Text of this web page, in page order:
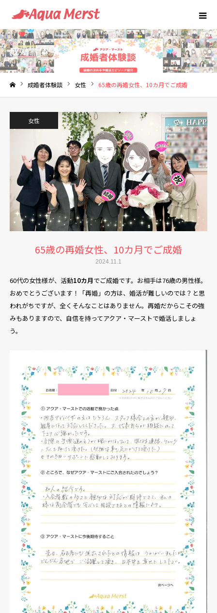
成婚者体験談
成婚者体験談 女性 65歳の再婚女性、10カ月でご成婚
女性
65歳の再婚女性、10カ月でご成婚
2024.11.1
60代の女性様が、活動10カ月でご成婚です。お相手は76歳の男性様。
おめでとうございます！「再婚」の方は、婚活が難しいのでは？と思
われがちですが、全くそんなことはありません。再婚だからこその強
みもありますので、自信を持ってアクア・マーストで婚活しましょ
う。